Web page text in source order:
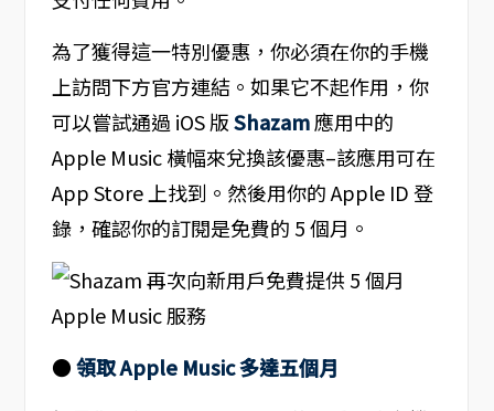
為了獲得這一特別優惠，你必須在你的手機
上訪問下方官方連結。如果它不起作用，你
可以嘗試通過 iOS 版Shazam應用中的
Apple Music 橫幅來兌換該優惠–該應用可在
App Store 上找到。然後用你的 Apple ID 登
錄，確認你的訂閱是免費的 5 個月。
●領取 Apple Music 多達五個月